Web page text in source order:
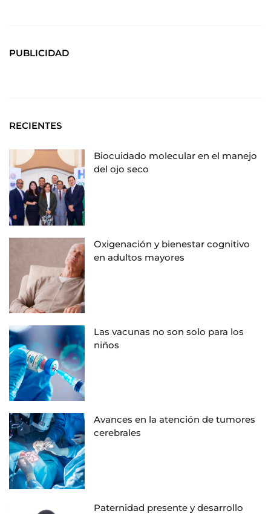
PUBLICIDAD
RECIENTES
Biocuidado molecular en el manejo
del ojo seco
Oxigenación y bienestar cognitivo
en adultos mayores
Las vacunas no son solo para los
niños
Avances en la atención de tumores
cerebrales
Paternidad presente y desarrollo